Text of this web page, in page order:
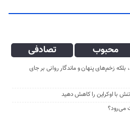
محبوب تصادفی
زخم‌های پنهان و ماندگار روانی بر جای
با اوکراین را کاهش دهید
می‌رود؟